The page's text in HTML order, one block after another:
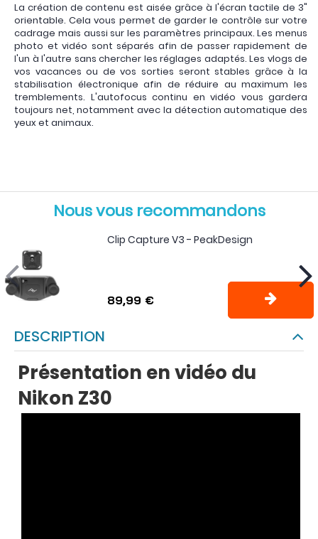
La création de contenu est aisée grâce à l'écran tactile de 3"
orientable. Cela vous permet de garder le contrôle sur votre
cadrage mais aussi sur les paramètres principaux. Les menus
photo et vidéo sont séparés afin de passer rapidement de
l'un à l'autre sans chercher les réglages adaptés. Les vlogs de
vos vacances ou de vos sorties seront stables grâce à la
stabilisation électronique afin de réduire au maximum les
tremblements. L'autofocus continu en vidéo vous gardera
toujours net, notamment avec la détection automatique des
yeux et animaux.
Nous vous recommandons
Clip Capture V3 - PeakDesign
89,99 €
DESCRIPTION
Présentation en vidéo du
Nikon Z30